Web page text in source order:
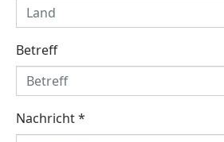
Betreff
Nachricht*